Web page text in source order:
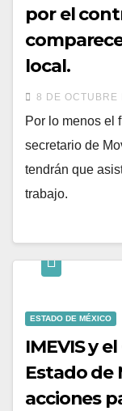
por el
local.
8 DE OCTUBRE
Por lo menos el
secretario de
tendrán que
trabajo.
ESTADO DE MÉXICO
IMEVIS y
Estado de
acciones